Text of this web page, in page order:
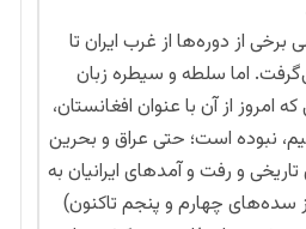
از دوره‌ها از غرب ایران تا
اما سلطه و سیطره زبان
امروز از آن با عنوان افغانستان،
نبوده است؛ حتی عراق و بحرین
و رفت ‌و آمدهای ایرانیان به
سده‌‌های چهارم و پنجم تاکنون)